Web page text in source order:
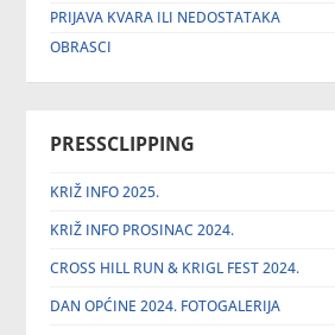
PRIJAVA KVARA ILI NEDOSTATAKA
OBRASCI
PRESSCLIPPING
KRIŽ INFO 2025.
KRIŽ INFO PROSINAC 2024.
CROSS HILL RUN & KRIGL FEST 2024.
DAN OPĆINE 2024. FOTOGALERIJA